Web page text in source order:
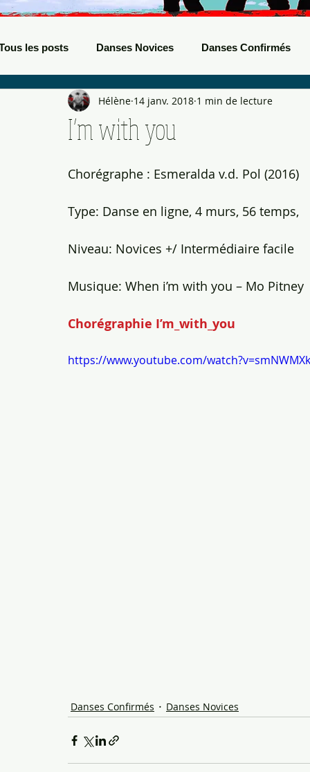
les posts Danses Novices Danses Confirmés
Danses Débutants Evènements Boots Bals de
I’m with you
Hélène 14 janv. 2018 1 min de lecture
Chorégraphe : Esmeralda v.d. Pol (2016)
Type: Danse en ligne, 4 murs, 56 temps,
Niveau: Novices +/ Intermédiaire facile
Musique: When i’m with you – Mo Pitney
Chorégraphie I’m_with_you
https://www.youtube.com/
Danses Confirmés Danses Novices